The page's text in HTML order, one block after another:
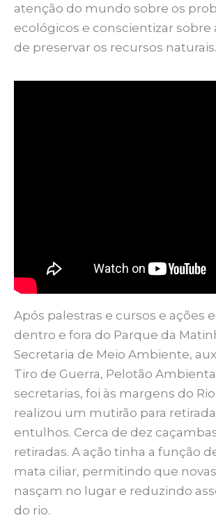
atenção do mundo sobre os
ecológicos e conscientizar sobre
de preservar os recursos naturais.
Após palestras e cursos e ações
dentro e fora do Parque da
Secretaria de Meio Ambiente,
Tiro de Guerra, Pelotão
secretarias, foi às margens do
realizou um mutirão para
entulhos. Cerca de dez
retiradas. A ação tinha a função
mata ciliar, permitindo que
nasçam no lugar e reduzindo
do rio.